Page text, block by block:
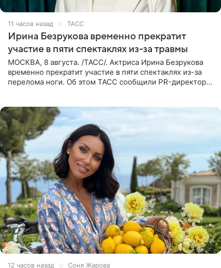
11 часов назад ТАСС
Ирина Безрукова временно прекратит
участие в пяти спектаклях из-за травмы
МОСКВА, 8 августа. /ТАСС/. Актриса Ирина Безрукова
временно прекратит участие в пяти спектаклях из-за
перелома ноги. Об этом ТАСС сообщили PR-директор
12 часов назад Соня Жарова